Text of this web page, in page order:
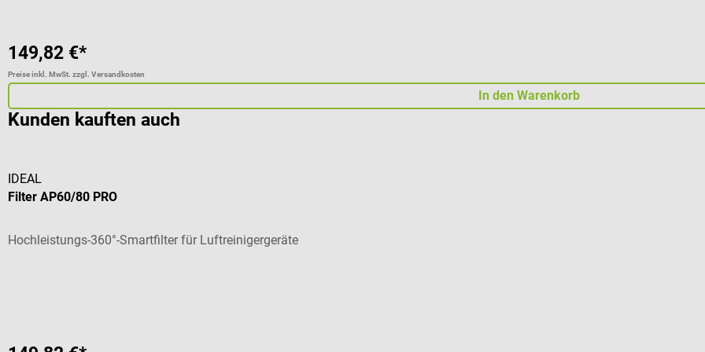
149,82 €*
Preise inkl. MwSt. zzgl. Versandkosten
In den Warenkorb
Kunden kauften auch
IDEAL
Filter AP60/80 PRO
Hochleistungs-360°-Smartfilter für Luftreinigergeräte